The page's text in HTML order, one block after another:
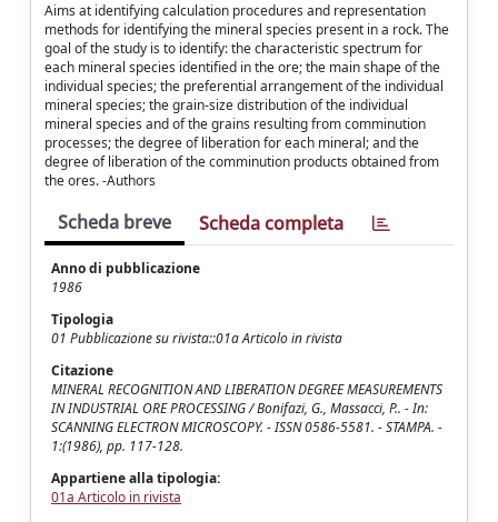
Aims at identifying calculation procedures and representation
methods for identifying the mineral species present in a rock. The
goal of the study is to identify: the characteristic spectrum for
each mineral species identified in the ore; the main shape of the
individual species; the preferential arrangement of the individual
mineral species; the grain-size distribution of the individual
mineral species and of the grains resulting from comminution
processes; the degree of liberation for each mineral; and the
degree of liberation of the comminution products obtained from
the ores. -Authors
Scheda breve Scheda completa
Anno di pubblicazione
1986
Tipologia
01 Pubblicazione su rivista::01a Articolo in rivista
Citazione
MINERAL RECOGNITION AND LIBERATION DEGREE MEASUREMENTS
IN INDUSTRIAL ORE PROCESSING / Bonifazi, G., Massacci, P.. - In:
SCANNING ELECTRON MICROSCOPY. - ISSN 0586-5581. - STAMPA. -
1:(1986), pp. 117-128.
Appartiene alla tipologia:
01a Articolo in rivista